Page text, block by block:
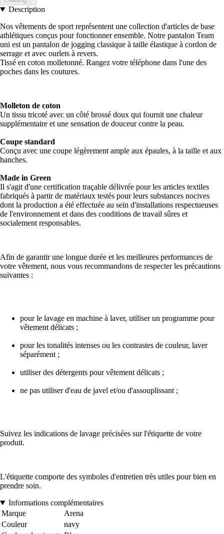
Description
Nos vêtements de sport représentent une collection d'articles de base
athlétiques conçus pour fonctionner ensemble. Notre pantalon Team
uni est un pantalon de jogging classique à taille élastique à cordon de
serrage et avec ourlets à revers.
Tissé en coton molletonné. Rangez votre téléphone dans l'une des
poches dans les coutures.
Molleton de coton
Un tissu tricoté avec un côté brossé doux qui fournit une chaleur
supplémentaire et une sensation de douceur contre la peau.
Coupe standard
Conçu avec une coupe légèrement ample aux épaules, à la taille et aux
hanches.
Made in Green
Il s'agit d'une certification traçable délivrée pour les articles textiles
fabriqués à partir de matériaux testés pour leurs substances nocives
dont la production a été effectuée au sein d'installations respectueuses
de l'environnement et dans des conditions de travail sûres et
socialement responsables.
Afin de garantir une longue durée et les meilleures performances de
votre vêtement, nous vous recommandons de respecter les précautions
suivantes :
pour le lavage en machine à laver, utiliser un programme pour
vêtement délicats ;
pour les tonalités intenses ou les contrastes de couleur, laver
séparément ;
utiliser des détergents pour vêtement délicats ;
ne pas utiliser d'eau de javel et/ou d'assouplissant ;
Suivez les indications de lavage précisées sur l'étiquette de votre
produit.
L'étiquette comporte des symboles d'entretien très utiles pour bien en
prendre soin.
Informations complémentaires
Marque
Arena
Couleur
navy